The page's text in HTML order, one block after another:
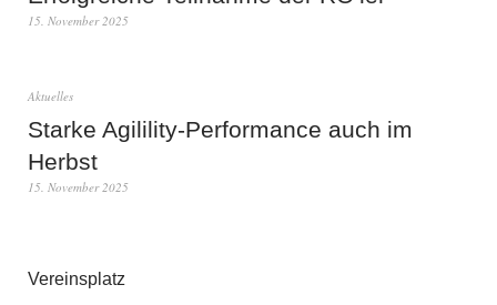
15. November 2025
Aktuelles
Starke Agilility-Performance auch im
Herbst
15. November 2025
Vereinsplatz